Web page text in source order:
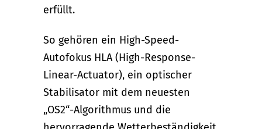
erfüllt.
So gehören ein High-Speed-
Autofokus HLA (High-Response-
Linear-Actuator), ein optischer
Stabilisator mit dem neuesten
„OS2“-Algorithmus und die